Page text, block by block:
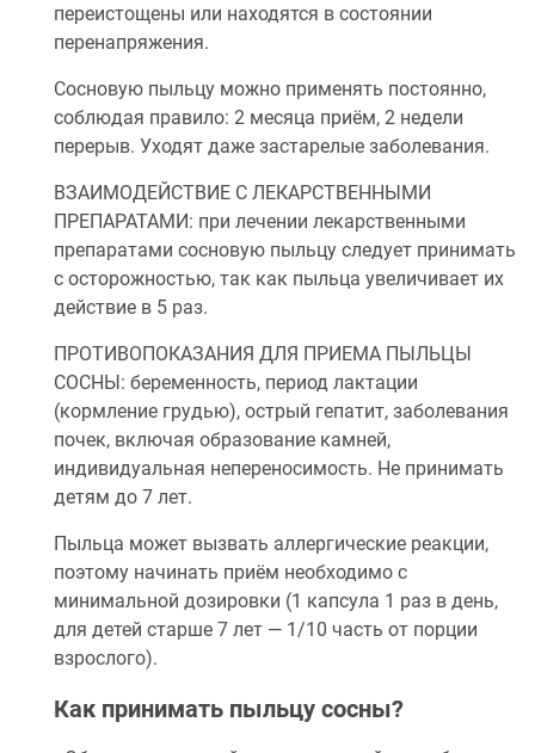
переистощены или находятся в состоянии
перенапряжения.
Сосновую пыльцу можно применять постоянно,
соблюдая правило: 2 месяца приём, 2 недели
перерыв. Уходят даже застарелые заболевания.
ВЗАИМОДЕЙСТВИЕ С ЛЕКАРСТВЕННЫМИ
ПРЕПАРАТАМИ: при лечении лекарственными
препаратами сосновую пыльцу следует принимать
с осторожностью, так как пыльца увеличивает их
действие в 5 раз.
ПРОТИВОПОКАЗАНИЯ ДЛЯ ПРИЕМА ПЫЛЬЦЫ
СОСНЫ: беременность, период лактации
(кормление грудью), острый гепатит, заболевания
почек, включая образование камней,
индивидуальная непереносимость. Не принимать
детям до 7 лет.
Пыльца может вызвать аллергические реакции,
поэтому начинать приём необходимо с
минимальной дозировки (1 капсула 1 раз в день,
для детей старше 7 лет — 1/10 часть от порции
взрослого).
Как принимать пыльцу сосны?